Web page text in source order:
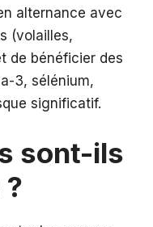
alternance avec
(volailles,
de bénéficier des
3, sélénium,
significatif.
sont-ils